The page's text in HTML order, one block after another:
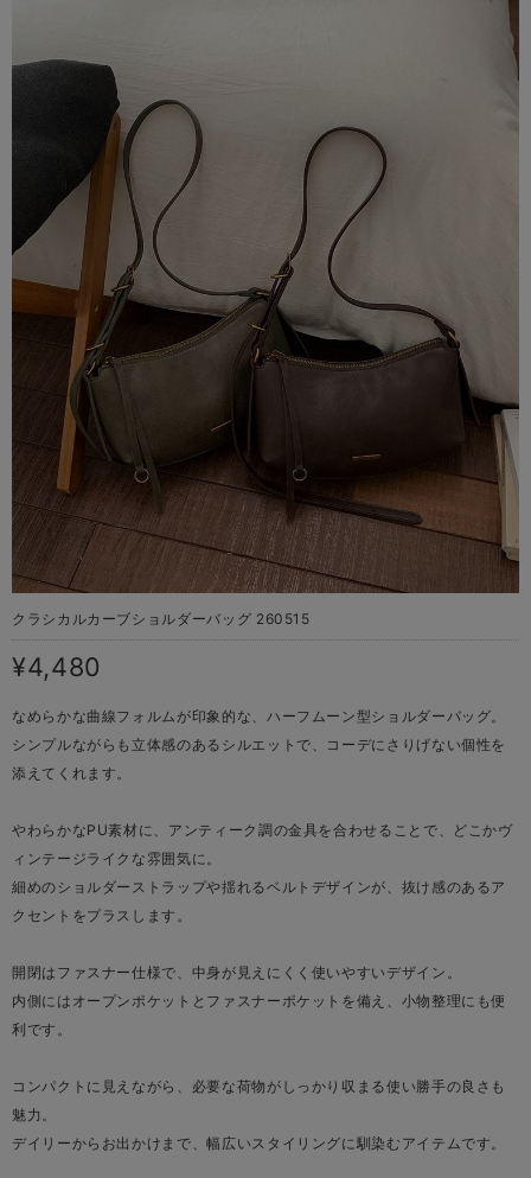
クラシカルカーブショルダーバッグ 260515
¥4,480
なめらかな曲線フォルムが印象的な、ハーフムーン型ショルダーバッグ。
シンプルながらも立体感のあるシルエットで、コーデにさりげない個性を
添えてくれます。
やわらかなPU素材に、アンティーク調の金具を合わせることで、どこかヴ
ィンテージライクな雰囲気に。
細めのショルダーストラップや揺れるベルトデザインが、抜け感のあるア
クセントをプラスします。
開閉はファスナー仕様で、中身が見えにくく使いやすいデザイン。
内側にはオープンポケットとファスナーポケットを備え、小物整理にも便
利です。
コンパクトに見えながら、必要な荷物がしっかり収まる使い勝手の良さも
魅力。
デイリーからお出かけまで、幅広いスタイリングに馴染むアイテムです。